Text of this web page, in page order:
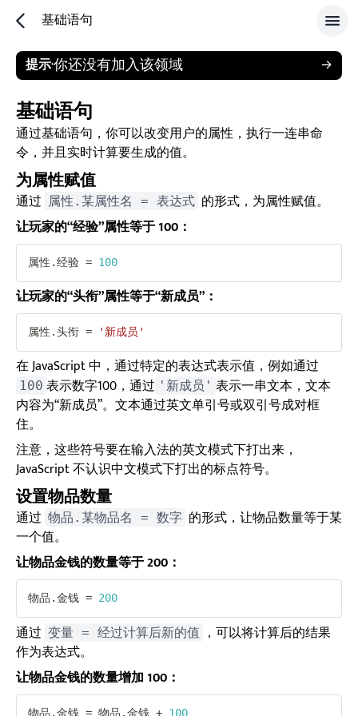
基础语句
提示·你还没有加入该领域 →
基础语句
通过基础语句，你可以改变用户的属性，执行一连串命
令，并且实时计算要生成的值。
为属性赋值
通过 属性.某属性名 = 表达式 的形式，为属性赋值。
让玩家的“经验”属性等于 100：
属性 .经验 = 100
让玩家的“头衔”属性等于“新成员”：
属性 .头衔 = '新成员'
在 JavaScript 中，通过特定的表达式表示值，例如通过
100 表示数字100，通过 '新成员' 表示一串文本，文本
内容为“新成员”。文本通过英文单引号或双引号成对框
住。
注意，这些符号要在输入法的英文模式下打出来，
JavaScript 不认识中文模式下打出的标点符号。
设置物品数量
通过 物品.某物品名 = 数字 的形式，让物品数量等于某
一个值。
让物品金钱的数量等于 200：
物品 .金钱 = 200
通过 变量 = 经过计算后新的值
，可以将计算后的结果
作为表达式。
让物品金钱的数量增加 100：
物品 .金钱 = 物品 .金钱 + 100